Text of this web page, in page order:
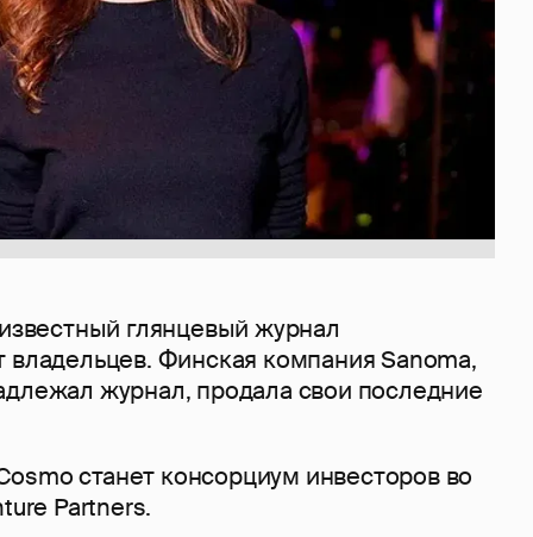
глянцевый журнал
Финская компания Sanoma,
журнал, продала свои последние
станет консорциум инвесторов во
Partners.